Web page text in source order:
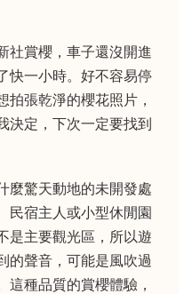
社賞櫻，車子還沒開進
快一小時。好不容易停
拍張乾淨的櫻花照片，
決定，下次一定要找到
麼驚天動地的未開發處
民宿主人或小型休閒園
是主要觀光區，所以遊
的聲音，可能是風吹過
這種品質的賞櫻體驗，